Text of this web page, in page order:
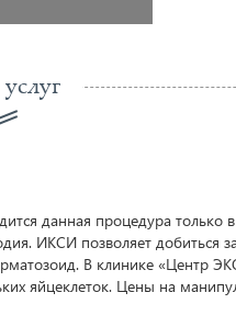
данная процедура только
ИКСИ позволяет добиться
В клинике «Центр
яйцеклеток. Цены на